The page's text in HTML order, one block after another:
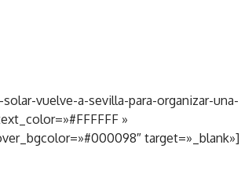
vuelve-a-sevilla-para-organizar-una-
»
target=»_blank»]